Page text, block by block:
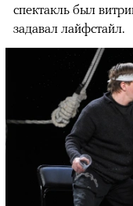
спектакль был
задавал лайфстайл.